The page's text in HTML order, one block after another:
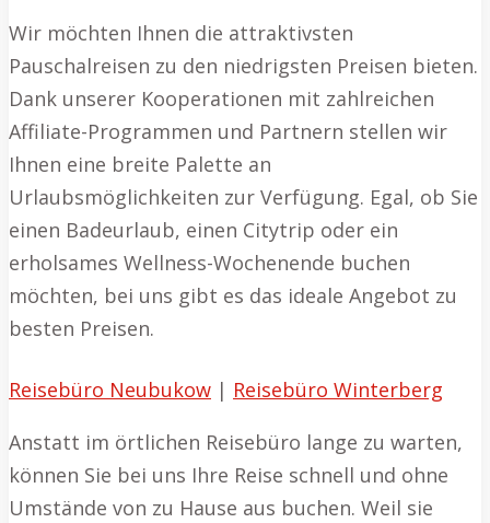
Wir möchten Ihnen die attraktivsten
Pauschalreisen zu den niedrigsten Preisen bieten.
Dank unserer Kooperationen mit zahlreichen
Affiliate-Programmen und Partnern stellen wir
Ihnen eine breite Palette an
Urlaubsmöglichkeiten zur Verfügung. Egal, ob Sie
einen Badeurlaub, einen Citytrip oder ein
erholsames Wellness-Wochenende buchen
möchten, bei uns gibt es das ideale Angebot zu
besten Preisen.
Reisebüro Neubukow | Reisebüro Winterberg
Anstatt im örtlichen Reisebüro lange zu warten,
können Sie bei uns Ihre Reise schnell und ohne
Umstände von zu Hause aus buchen. Weil sie